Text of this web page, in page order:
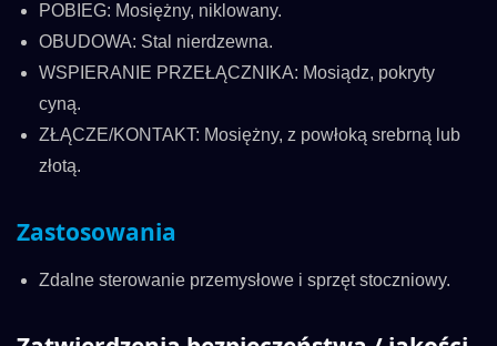
POBIEG: Mosiężny, niklowany.
OBUDOWA: Stal nierdzewna.
WSPIERANIE PRZEŁĄCZNIKA: Mosiądz, pokryty
cyną.
ZŁĄCZE/KONTAKT: Mosiężny, z powłoką srebrną lub
złotą.
Zastosowania
Zdalne sterowanie przemysłowe i sprzęt stoczniowy.